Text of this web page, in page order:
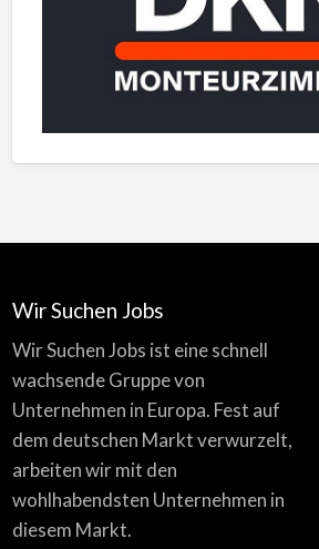
Wir Suchen Jobs
Wir Suchen Jobs ist eine schnell
wachsende Gruppe von
Unternehmen in Europa. Fest auf
dem deutschen Markt verwurzelt,
arbeiten wir mit den
wohlhabendsten Unternehmen in
diesem Markt.